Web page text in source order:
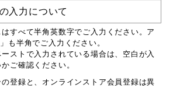
入力について
すべて半角英数字でご入力ください。ア
も半角でご入力ください。
ストで入力されている場合は、空白が入
ご確認ください。
の登録と、オンラインストア会員登録は異